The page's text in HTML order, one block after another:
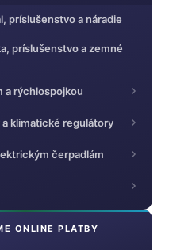
príslušenstvo a náradie
príslušenstvo a zemné
a rýchlospojkou
a klimatické regulátory
čerpadlám
ONLINE PLATBY